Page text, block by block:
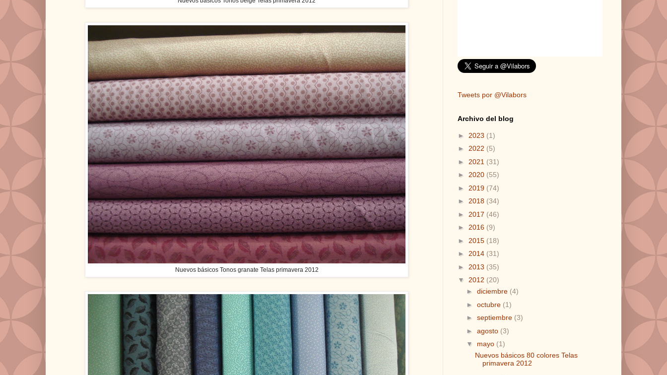
Nuevos básicos Tonos granate Telas primavera 2012
Tweets por @Vilabors
Archivo del blog
► 2023 (1)
► 2022 (5)
► 2021 (31)
► 2020 (55)
► 2019 (74)
► 2018 (34)
► 2017 (46)
► 2016 (9)
► 2015 (18)
► 2014 (31)
► 2013 (35)
▼ 2012 (20)
► diciembre (4)
► octubre (1)
► septiembre (3)
► agosto (3)
▼ mayo (1)
Nuevos básicos 80 colores Telas
primavera 2012